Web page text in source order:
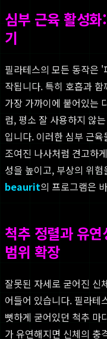
심부 근육 활성
기
필라테스의 모든 동작은
작됩니다. 특히 호흡과
가장 가까이에 붙어있는
럼, 평소 잘 사용하지 않
입니다. 이러한 심부 근
조여진 나사처럼 견고하
성을 높이고, 부상의 위
beaurit의 프로그램은
척추 정렬과 유
범위 확장
잘못된 자세로 굳어진 신
어들어 있습니다. 필라테
뻣하게 굳어있던 척추 마
가 유연해지면 신체의 충